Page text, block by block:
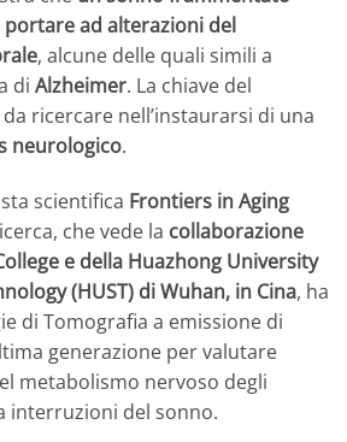
ad alterazioni del
, alcune delle quali simili a
di Alzheimer. La chiave del
ricercare nell’instaurarsi di una
neurologico.
scientifica Frontiers in Aging
che vede la collaborazione
e della Huazhong University
(HUST) di Wuhan, in Cina, ha
di Tomografia a emissione di
generazione per valutare
metabolismo nervoso degli
interruzioni del sonno.